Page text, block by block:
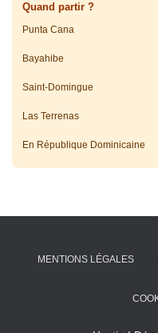
Quand partir ?
Punta Cana
Bayahibe
Saint-Domingue
Las Terrenas
En République Dominicaine
MENTIONS LÉGALES